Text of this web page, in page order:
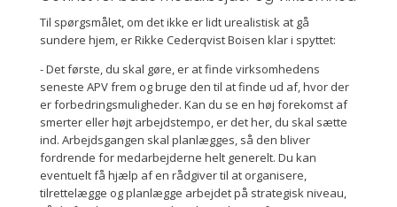
Til spørgsmålet, om det ikke er lidt urealistisk at gå
sundere hjem, er Rikke Cederqvist Boisen klar i spyttet:
- Det første, du skal gøre, er at finde virksomhedens
seneste APV frem og bruge den til at finde ud af, hvor der
er forbedringsmuligheder. Kan du se en høj forekomst af
smerter eller højt arbejdstempo, er det her, du skal sætte
ind. Arbejdsgangen skal planlægges, så den bliver
fordrende for medarbejderne helt generelt. Du kan
eventuelt få hjælp af en rådgiver til at organisere,
tilrettelægge og planlægge arbejdet på strategisk niveau,